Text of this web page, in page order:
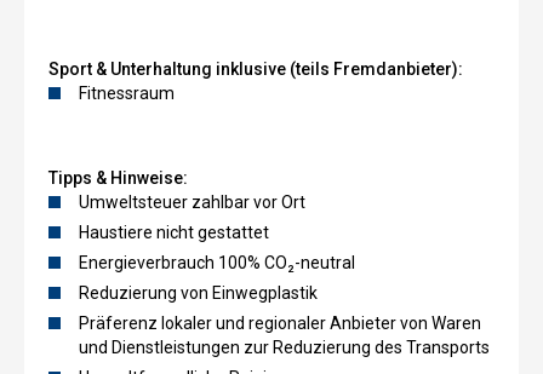
Sport & Unterhaltung inklusive (teils Fremdanbieter):
Fitnessraum
Tipps & Hinweise:
Umweltsteuer zahlbar vor Ort
Haustiere nicht gestattet
Energieverbrauch 100% CO₂-neutral
Reduzierung von Einwegplastik
Präferenz lokaler und regionaler Anbieter von Waren
und Dienstleistungen zur Reduzierung des Transports